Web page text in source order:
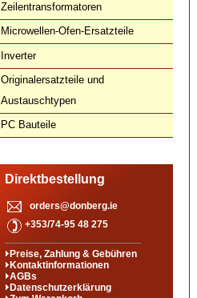
Zeilentransformatoren
Microwellen-Ofen-Ersatzteile
Inverter
Originalersatzteile und
Austauschtypen
PC Bauteile
Direktbestellung
orders@donberg.ie
+353/74-95 48 275
Preise, Zahlung & Gebühren
Kontaktinformationen
AGBs
Datenschutzerklärung